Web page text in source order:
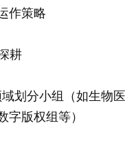
作策略
耕
划分小组（如生物医
字版权组等）